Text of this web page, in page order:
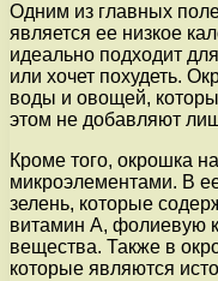
Одним из главных
является ее низкое
идеально подходит
или хочет похудеть.
воды и овощей,
этом не добавляют
Кроме того, окрошка
микроэлементами. В
зелень, которые
витамин А, фолиевую
вещества. Также в
которые являются